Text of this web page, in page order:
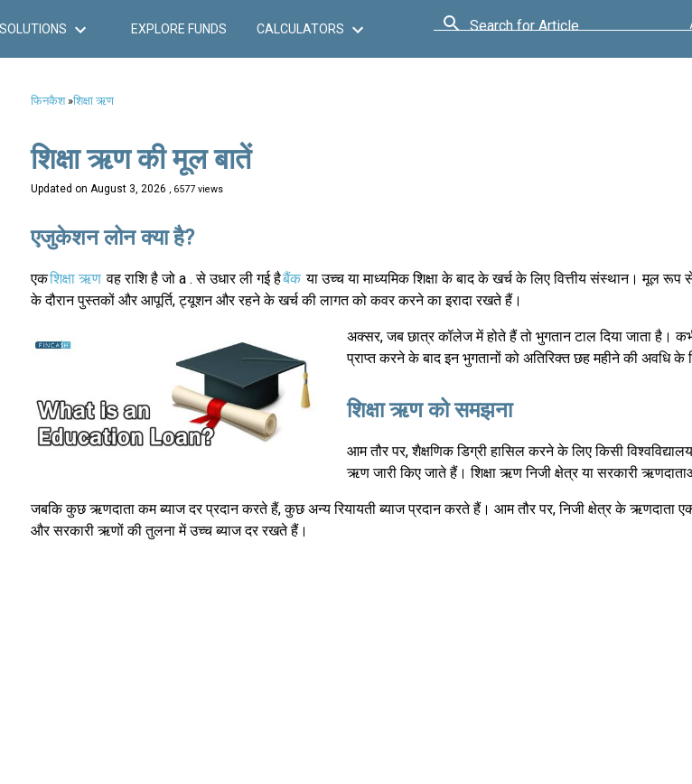
SOLUTIONS EXPLORE FUNDS CALCULATORS Search for Article
फिनकैश»शिक्षा ऋण
शिक्षा ऋण की मूल बातें
Updated on August 3, 2026 , 6577 views
एजुकेशन लोन क्या है?
एकशिक्षा ऋण वह राशि है जो a . से उधार ली गई हैबैंक या उच्च या माध्यमिक शिक्षा के बाद के खर्च के लिए वित्तीय संस्थान। मूल रूप
के दौरान पुस्तकों और आपूर्ति, ट्यूशन और रहने के खर्च की लागत को कवर करने का इरादा रखते हैं।
अक्सर, जब छात्र कॉलेज में होते हैं तो भुगतान टाल दिया जाता है।
प्राप्त करने के बाद इन भुगतानों को अतिरिक्त छह महीने की अवधि
शिक्षा ऋण को समझना
आम तौर पर, शैक्षणिक डिग्री हासिल करने के लिए किसी
ऋण जारी किए जाते हैं। शिक्षा ऋण निजी क्षेत्र या सरकारी
जबकि कुछ ऋणदाता कम ब्याज दर प्रदान करते हैं, कुछ अन्य रियायती ब्याज प्रदान करते हैं। आम तौर पर, निजी क्षेत्र के ऋणदाता
और सरकारी ऋणों की तुलना में उच्च ब्याज दर रखते हैं।